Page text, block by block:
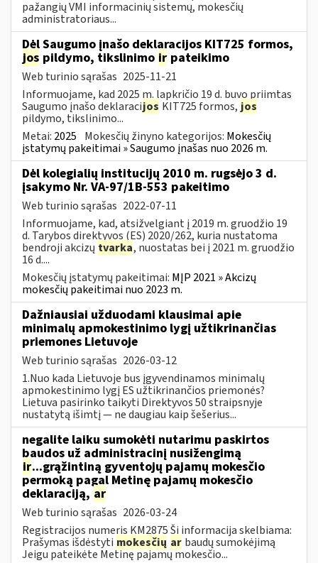
pažangių VMI informacinių sistemų, mokesčių
administratoriaus...
Dėl Saugumo įnašo deklaracijos KIT725 formos,
jos pildymo, tikslinimo ir pateikimo
Web turinio sąrašas 2025-11-21
Informuojame, kad 2025 m. lapkričio 19 d. buvo priimtas
Saugumo įnašo deklaracijos KIT725 formos, jos
pildymo, tikslinimo...
Metai: 2025 Mokesčių žinyno kategorijos: Mokesčių
įstatymų pakeitimai » Saugumo įnašas nuo 2026 m.
Dėl kolegialių institucijų 2010 m. rugsėjo 3 d.
įsakymo Nr. VA-97/1B-553 pakeitimo
Web turinio sąrašas 2022-07-11
Informuojame, kad, atsižvelgiant į 2019 m. gruodžio 19
d. Tarybos direktyvos (ES) 2020/262, kuria nustatoma
bendroji akcizų tvarka, nuostatas bei į 2021 m. gruodžio
16 d....
Mokesčių įstatymų pakeitimai: MĮP 2021 » Akcizų
mokesčių pakeitimai nuo 2023 m.
Dažniausiai užduodami klausimai apie
minimalų apmokestinimo lygį užtikrinančias
priemones Lietuvoje
Web turinio sąrašas 2026-03-12
1.Nuo kada Lietuvoje bus įgyvendinamos minimalų
apmokestinimo lygį ES užtikrinančios priemonės?
Lietuva pasirinko taikyti Direktyvos 50 straipsnyje
nustatytą išimtį — ne daugiau kaip šešerius...
negalite laiku sumokėti nutarimu paskirtos
baudos už administracinį nusižengimą
ir...grąžintiną gyventojų pajamų mokesčio
permoką pagal Metinę pajamų mokesčio
deklaraciją, ar
Web turinio sąrašas 2026-03-24
Registracijos numeris KM2875 Ši informacija skelbiama:
Prašymas išdėstyti mokesčių ar baudų sumokėjimą
Jeigu pateikėte Metinę pajamų mokesčio...